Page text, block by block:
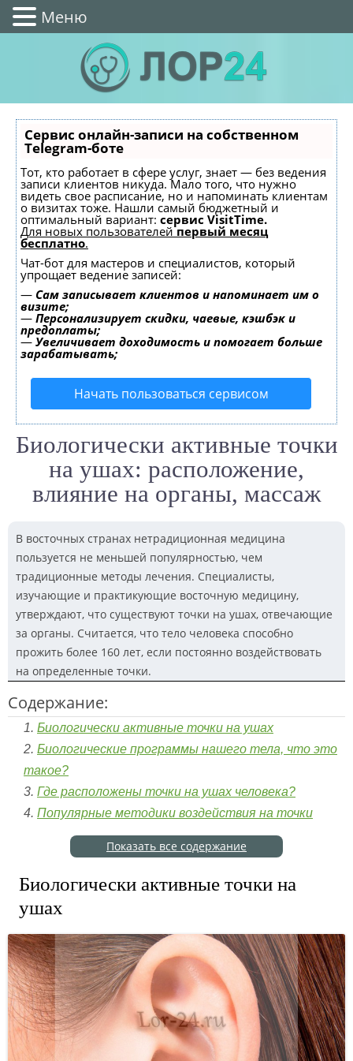
Сервис онлайн-записи на собственном
Telegram-боте
Тот, кто работает в сфере услуг, знает — без ведения
записи клиентов никуда. Мало того, что нужно
видеть свое расписание, но и напоминать клиентам
о визитах тоже. Нашли самый бюджетный и
оптимальный вариант: сервис VisitTime.
Для новых пользователейпервый месяц
бесплатно.
Чат-бот для мастеров и специалистов, который
упрощает ведение записей:
— Сам записывает клиентов и напоминает им о
визите;
— Персонализирует скидки, чаевые, кэшбэк и
предоплаты;
— Увеличивает доходимость и помогает больше
зарабатывать;
Начать пользоваться сервисом
Биологически активные точки
на ушах: расположение,
влияние на органы, массаж
В восточных странах нетрадиционная медицина
пользуется не меньшей популярностью, чем
традиционные методы лечения. Специалисты,
изучающие и практикующие восточную медицину,
утверждают, что существуют точки на ушах, отвечающие
за органы. Считается, что тело человека способно
прожить более 160 лет, если постоянно воздействовать
на определенные точки.
Содержание:
Биологически активные точки на ушах
Биологические программы нашего тела, что это
такое?
Где расположены точки на ушах человека?
Популярные методики воздействия на точки
Показать все содержание
Биологически активные точки на
ушах
Меню